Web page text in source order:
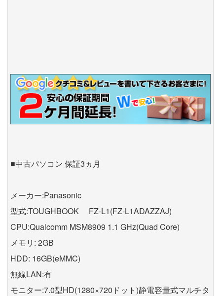
■中古パソコン 保証3ヵ月
メーカー:Panasonic
型式:TOUGHBOOK FZ-L1(FZ-L1ADAZZAJ)
CPU:Qualcomm MSM8909 1.1 GHz(Quad Core)
メモリ: 2GB
HDD: 16GB(eMMC)
無線LAN:有
モニター:7.0型HD(1280×720ドット)静電容量式マルチタ